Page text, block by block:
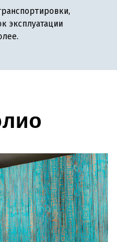
эксплуатации